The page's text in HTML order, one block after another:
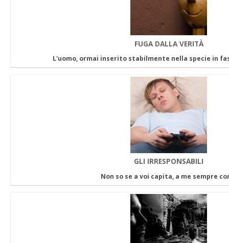
FUGA DALLA VERITÀ
L'uomo, ormai inserito stabilmente nella specie in
GLI IRRESPONSABILI
Non so se a voi capita, a me sempre